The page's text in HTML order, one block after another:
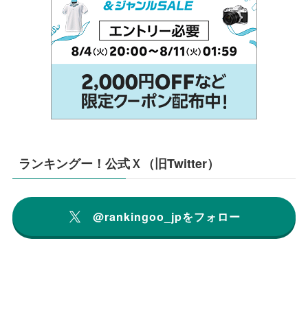
ランキングー！公式Ｘ（旧Twitter）
@rankingoo_jpをフォロー